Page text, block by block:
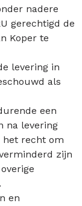
nadere
gerechtigd de
Koper te
levering in
als
een
na levering
het recht om
zijn
en